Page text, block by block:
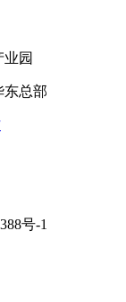
园
东总部
号-1